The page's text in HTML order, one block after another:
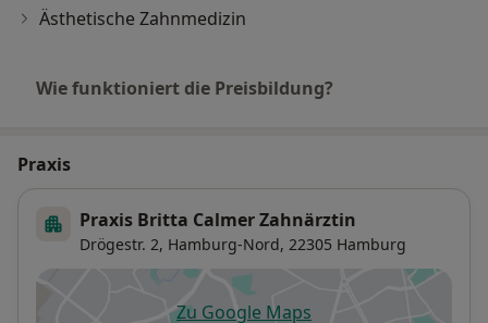
Ästhetische Zahnmedizin
Wie funktioniert die Preisbildung?
Praxis
Praxis Britta Calmer Zahnärztin
Drögestr. 2, Hamburg-Nord, 22305 Hamburg
Zu Google Maps